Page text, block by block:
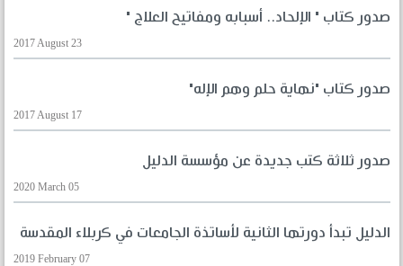
صدور كتاب " الإلحاد.. أسبابه ومفاتيح العلاج "
2017 August 23
صدور كتاب "نهاية حلم وهم الإله"
2017 August 17
صدور ثلاثة كتب جديدة عن مؤسسة الدليل
2020 March 05
الدليل تبدأ دورتها الثانية لأساتذة الجامعات في كربلاء المقدسة
2019 February 07